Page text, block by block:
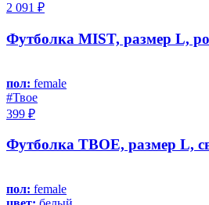
2 091 ₽
Футболка MIST, размер L,
пол: female
#Твое
399 ₽
Футболка ТВОЕ, размер L,
пол: female